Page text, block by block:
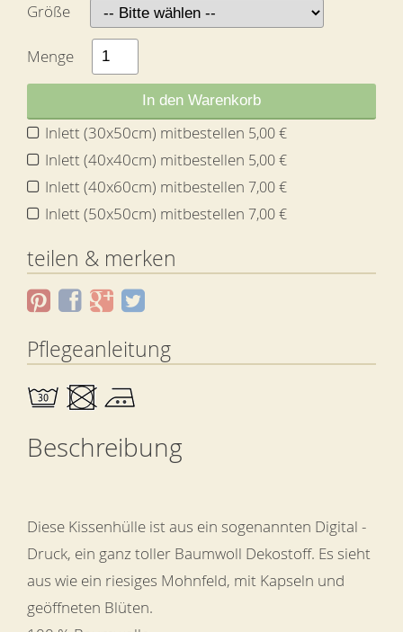
Größe
Menge
In den Warenkorb
Inlett (30x50cm) mitbestellen 5,00 €
Inlett (40x40cm) mitbestellen 5,00 €
Inlett (40x60cm) mitbestellen 7,00 €
Inlett (50x50cm) mitbestellen 7,00 €
teilen & merken
Pflegeanleitung
Beschreibung
Diese Kissenhülle ist aus ein sogenannten Digital -
Druck, ein ganz toller Baumwoll Dekostoff. Es sieht
aus wie ein riesiges Mohnfeld, mit Kapseln und
geöffneten Blüten.